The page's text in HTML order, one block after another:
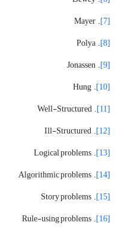
[7]
. Mayer
[8]
. Polya
[9]
. Jonassen
[10]
. Hung
[11]
. Well-Structured
[12]
. Ill-Structured
[13]
. Logical problems
[14]
. Algorithmic problems
[15]
. Story problems
[16]
. Rule-using problems